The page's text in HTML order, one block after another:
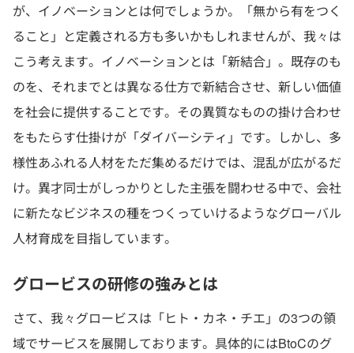
が、イノベーションとは何でしょうか。「無から有をつく
ること」と定義される方も多いかもしれませんが、我々は
こう考えます。イノベーションとは「新結合」。既存のも
のを、それまでとは異なる仕方で新結合させ、新しい価値
を社会に提供することです。その異質なものの掛け合わせ
をもたらす仕掛けが「ダイバーシティ」です。しかし、多
様性あふれる人材をただ集めるだけでは、混乱が広がるだ
け。異才同士がしっかりとした主張を闘わせる中で、会社
に新たなビジネスの種をつくっていけるようなグローバル
人材育成を目指しています。
グロービスの研修の強みとは
さて、我々グロービスは「ヒト・カネ・チエ」の3つの領
域でサービスを展開しております。具体的にはBtoCのグ